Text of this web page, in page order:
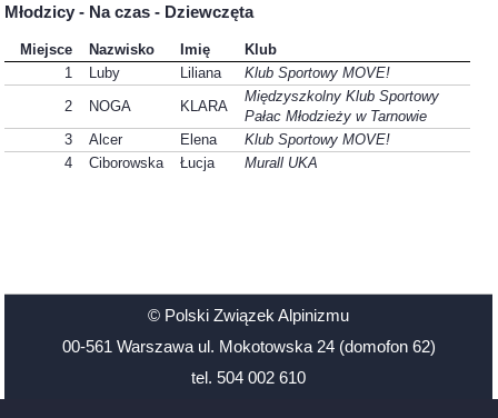
Młodzicy - Na czas - Dziewczęta
Miejsce Nazwisko Imię
Klub
1
Luby Liliana
Klub Sportowy MOVE!
2
NOGA KLARA
Międzyszkolny Klub Sportowy
Pałac Młodzieży w Tarnowie
3
Alcer Elena
Klub Sportowy MOVE!
4
Ciborowska Łucja Murall UKA
© Polski Związek Alpinizmu
00-561 Warszawa ul. Mokotowska 24 (domofon 62)
tel. 504 002 610